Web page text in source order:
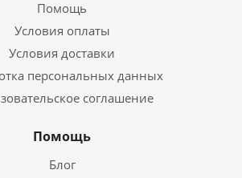
Помощь
Условия оплаты
Условия доставки
персональных данных
соглашение
Помощь
Блог